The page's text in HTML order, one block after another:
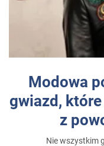
Modowa
gwiazd,
z
Nie wszystkim